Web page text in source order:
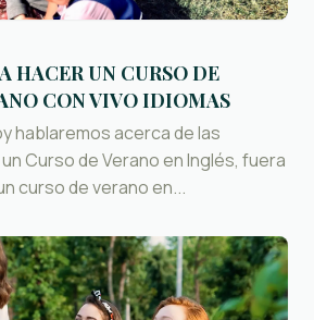
HACER UN CURSO DE
CON VIVO IDIOMAS
hablaremos acerca de las
Curso de Verano en Inglés, fuera
curso de verano en...